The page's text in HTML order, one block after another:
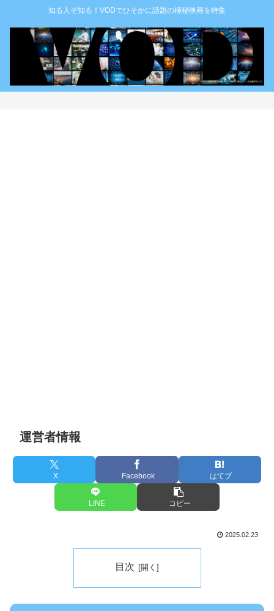
知る人ぞ知る！VODでひそかに話題の極秘映画を特集
運営者情報
X Facebook はてブ
LINE コピー
2025.02.23
目次